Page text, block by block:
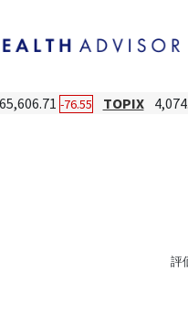
65,606.71 -76.55 TOPIX
評